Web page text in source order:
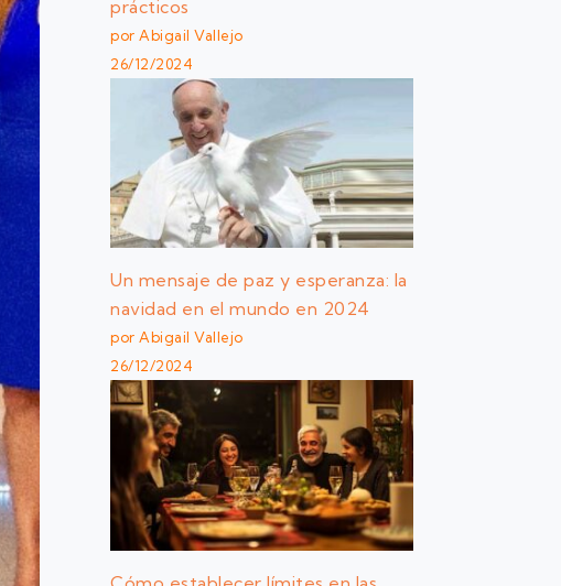
prácticos
por Abigail Vallejo
26/12/2024
Un mensaje de paz y esperanza: la
navidad en el mundo en 2024
por Abigail Vallejo
26/12/2024